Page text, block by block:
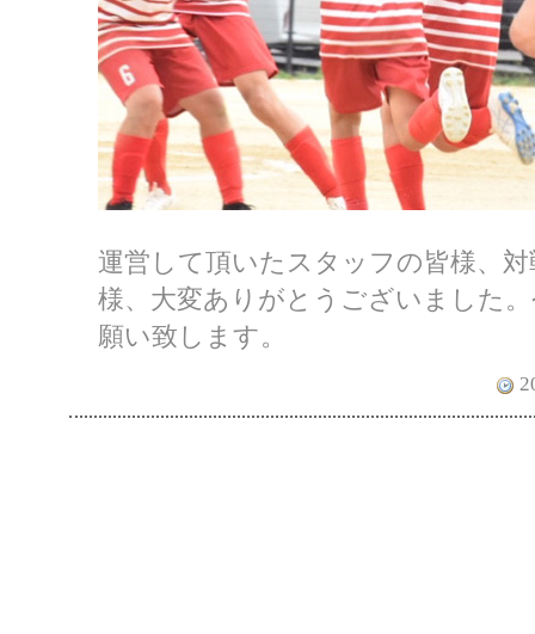
運営して頂いたスタッフの皆様、
様、大変ありがとうございました
願い致します。